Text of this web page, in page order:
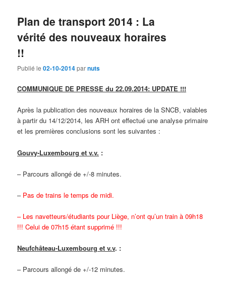
Plan de transport 2014 : La
vérité des nouveaux horaires
!!
Publié le02-10-2014parnuts
COMMUNIQUE DE PRESSE du 22.09.2014: UPDATE !!!
Après la publication des nouveaux horaires de la SNCB, valables
à partir du 14/12/2014, les ARH ont effectué une analyse primaire
et les premières conclusions sont les suivantes :
Gouvy-Luxembourg et v.v. :
– Parcours allongé de +/-8 minutes.
– Pas de trains le temps de midi.
– Les navetteurs/étudiants pour Liège, n’ont qu’un train à 09h18
!!! Celui de 07h15 étant supprimé !!!
Neufchâteau-Luxembourg et v.v. :
– Parcours allongé de +/-12 minutes.